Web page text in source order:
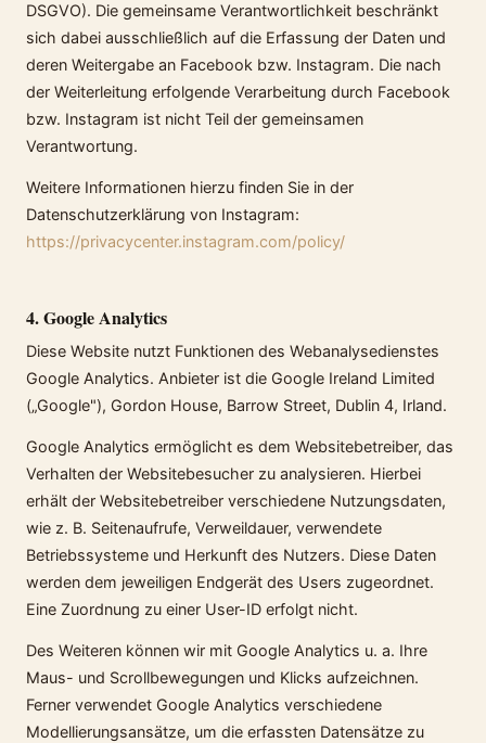
DSGVO). Die gemeinsame Verantwortlichkeit beschränkt
sich dabei ausschließlich auf die Erfassung der Daten und
deren Weitergabe an Facebook bzw. Instagram. Die nach
der Weiterleitung erfolgende Verarbeitung durch Facebook
bzw. Instagram ist nicht Teil der gemeinsamen
Verantwortung.
Weitere Informationen hierzu finden Sie in der
Datenschutzerklärung von Instagram:
https://privacycenter.instagram.com/policy/
4. Google Analytics
Diese Website nutzt Funktionen des Webanalysedienstes
Google Analytics. Anbieter ist die Google Ireland Limited
(„Google"), Gordon House, Barrow Street, Dublin 4, Irland.
Google Analytics ermöglicht es dem Websitebetreiber, das
Verhalten der Websitebesucher zu analysieren. Hierbei
erhält der Websitebetreiber verschiedene Nutzungsdaten,
wie z. B. Seitenaufrufe, Verweildauer, verwendete
Betriebssysteme und Herkunft des Nutzers. Diese Daten
werden dem jeweiligen Endgerät des Users zugeordnet.
Eine Zuordnung zu einer User-ID erfolgt nicht.
Des Weiteren können wir mit Google Analytics u. a. Ihre
Maus- und Scrollbewegungen und Klicks aufzeichnen.
Ferner verwendet Google Analytics verschiedene
Modellierungsansätze, um die erfassten Datensätze zu